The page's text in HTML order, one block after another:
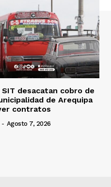
SIT desacatan cobro de
de Arequipa
contratos
- Agosto 7, 2026